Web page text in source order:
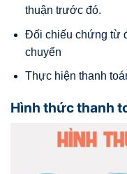
thuận trước đó.
Đối chiếu chứng từ
chuyển
Thực hiện thanh
Hình thức thanh